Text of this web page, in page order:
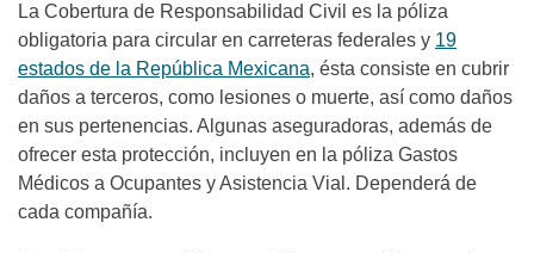
La Cobertura de Responsabilidad Civil es la póliza
obligatoria para circular en carreteras federales y 19
estados de la República Mexicana, ésta consiste en cubrir
daños a terceros, como lesiones o muerte, así como daños
en sus pertenencias. Algunas aseguradoras, además de
ofrecer esta protección, incluyen en la póliza Gastos
Médicos a Ocupantes y Asistencia Vial. Dependerá de
cada compañía.